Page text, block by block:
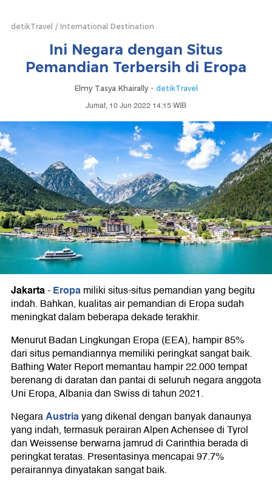
detikTravel International Destination
Ini Negara dengan Situs
Pemandian Terbersih di Eropa
Elmy Tasya Khairally - detikTravel
Jumat, 10 Jun 2022 14:15 WIB
Jakarta-Eropamiliki situs-situs pemandian yang begitu
indah. Bahkan, kualitas air pemandian di Eropa sudah
meningkat dalam beberapa dekade terakhir.
Menurut Badan Lingkungan Eropa (EEA), hampir 85%
dari situs pemandiannya memiliki peringkat sangat baik.
Bathing Water Report memantau hampir 22.000 tempat
berenang di daratan dan pantai di seluruh negara anggota
Uni Eropa, Albania dan Swiss di tahun 2021.
NegaraAustriayang dikenal dengan banyak danaunya
yang indah, termasuk perairan Alpen Achensee di Tyrol
dan Weissense berwarna jamrud di Carinthia berada di
peringkat teratas. Presentasinya mencapai 97.7%
perairannya dinyatakan sangat baik.